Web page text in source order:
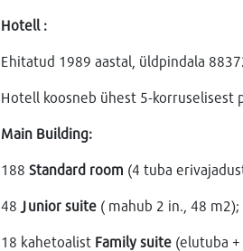
Hotell :
Ehitatud 1989 aastal, üldpindala 88
Hotell koosneb ühest 5-korruselisest
Main Building:
188 Standard room (4 tuba
48 Junior suite( mahub 2 in., 48 m2);
18 kahetoalist Family suite(elutuba +